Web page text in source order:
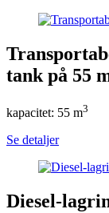
tank på 55
kapacitet: 55 m3
Se detaljer
Diesel-